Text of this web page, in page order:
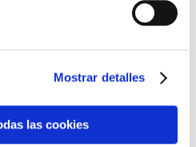
Mostrar detalles
las cookies
en base agua. En zonas de
con placas, silestone,
dañaría el papel. Su
la pared y tira en seco, sin
sencilla.